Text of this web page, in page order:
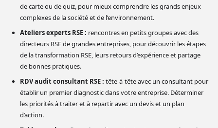
de carte ou de quiz, pour mieux comprendre les grands enjeux
complexes de la société et de l’environnement.
Ateliers experts RSE : rencontres en petits groupes avec des
directeurs RSE de grandes entreprises, pour découvrir les étapes
de la transformation RSE, leurs retours d’expérience et partage
de bonnes pratiques.
RDV audit consultant RSE : tête-à-tête avec un consultant pour
établir un premier diagnostic dans votre entreprise. Déterminer
les priorités à traiter et à repartir avec un devis et un plan
d’action.